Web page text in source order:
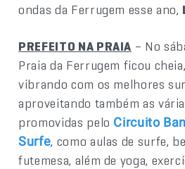
ondas da Ferrugem esse ano,
PREFEITO NA PRAIA – No
Praia da Ferrugem ficou
vibrando com os melhores
aproveitando também as
promovidas pelo Circuito
Surfe, como aulas de surfe,
futemesa, além de yoga,